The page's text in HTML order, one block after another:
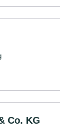
Co. KG